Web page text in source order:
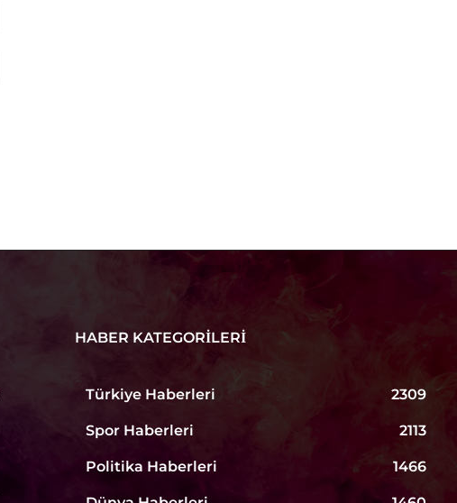
HABER KATEGORILERI
Türkiye Haberleri 2309
Spor Haberleri 2113
Politika Haberleri 1466